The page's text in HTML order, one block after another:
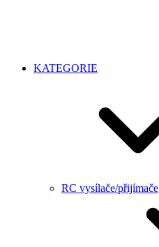
KATEGORIE
RC vysílače/přijímače